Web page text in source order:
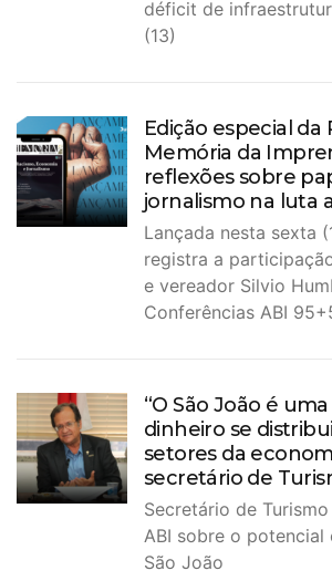
déficit de
(13)
Edição especial da
Memória da
reflexões sobre
jornalismo na luta
Lançada nesta sexta
registra a
e vereador Silvio
Conferências ABI
“O São João é
dinheiro se
setores da
secretário de
Secretário de
ABI sobre o
São João